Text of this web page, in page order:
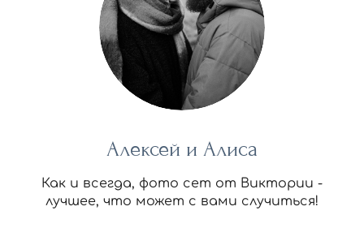
Алексей и Алиса
Как и всегда, фото сет от Виктории -
лучшее, что может с вами случиться!